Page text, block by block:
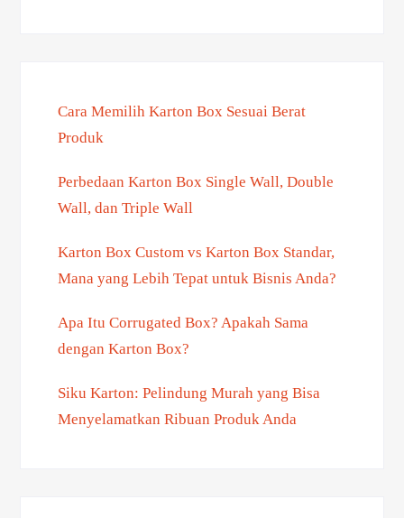
Cara Memilih Karton Box Sesuai Berat
Produk
Perbedaan Karton Box Single Wall, Double
Wall, dan Triple Wall
Karton Box Custom vs Karton Box Standar,
Mana yang Lebih Tepat untuk Bisnis Anda?
Apa Itu Corrugated Box? Apakah Sama
dengan Karton Box?
Siku Karton: Pelindung Murah yang Bisa
Menyelamatkan Ribuan Produk Anda